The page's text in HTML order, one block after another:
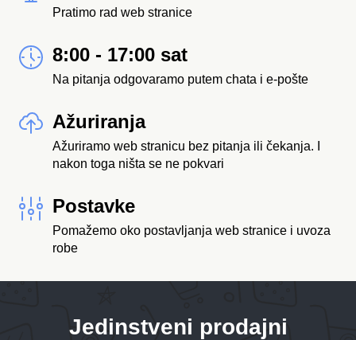
Pratimo rad web stranice
8:00 - 17:00 sat
Na pitanja odgovaramo putem chata i e-pošte
Ažuriranja
Ažuriramo web stranicu bez pitanja ili čekanja. I
nakon toga ništa se ne pokvari
Postavke
Pomažemo oko postavljanja web stranice i uvoza
robe
Jedinstveni prodajni